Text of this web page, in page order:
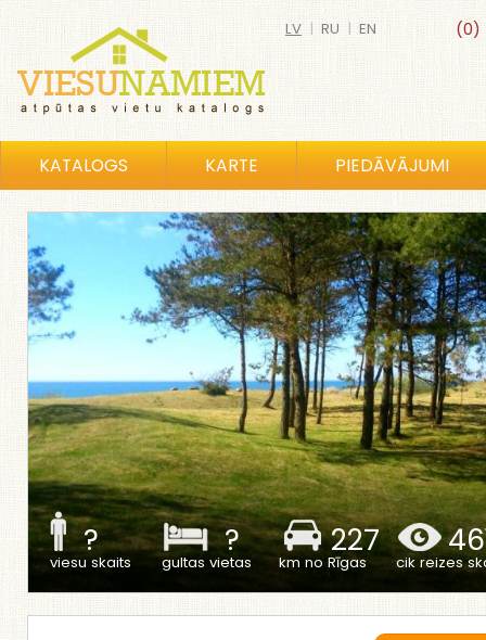
(0)
LV | RU | EN
KATALOGS KARTE PIEDĀVĀJUMI
?
viesu skaits
?
gultas vietas
227
km no Rīgas cik reizes